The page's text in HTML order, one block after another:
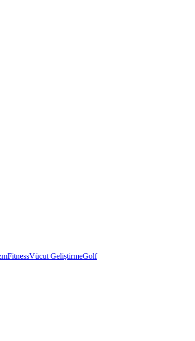
FitnessVücut GeliştirmeGolf